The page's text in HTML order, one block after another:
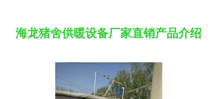
海龙猪舍供暖设备厂家直销产品介绍